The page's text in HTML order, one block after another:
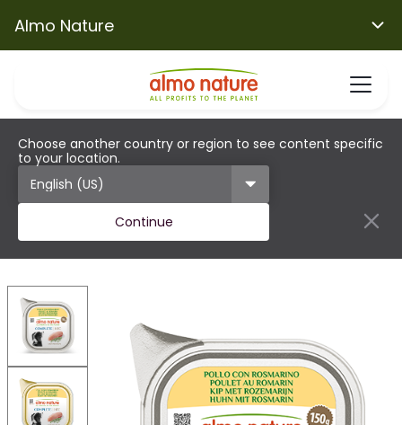
Almo Nature
Choose another country or region to see content specific
to your location.
Continue